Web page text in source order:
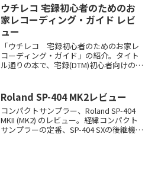
ウチレコ 宅録初心者のためのお
家レコーディング・ガイド レビ
ュー
「ウチレコ 宅録初心者のためのお家レ
コーディング・ガイド」の紹介。タイト
ル通りの本で、宅録(DTM)初心者向けのガ
「トラックメイクしたいが、どうしたら
良いか？」といわ...
Roland SP-404 MK2レビュー
コンパクトサンプラー、Roland SP-404
MKII (MK2) のレビュー。経緯コンパクト
サンプラーの定番、SP-404 SXの後継機種